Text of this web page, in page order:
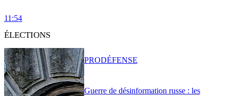
11:54
ÉLECTIONS
Guerre de désinformation russe : les
PRODÉFENSE